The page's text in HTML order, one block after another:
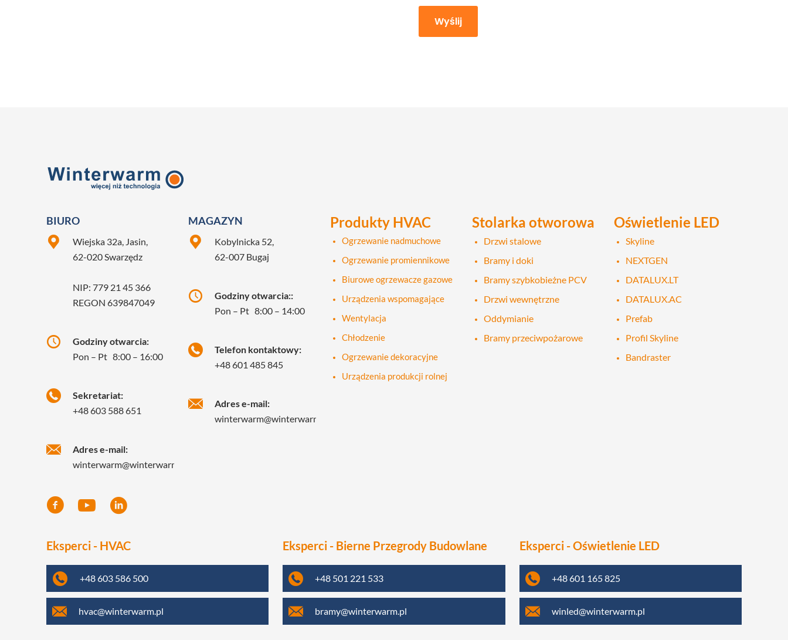
BIURO
Wiejska 32a, Jasin,
62-020 Swarzędz
NIP: 779 21 45 366
REGON 639847049
Godziny otwarcia:
Pon – Pt 8:00 – 16:00
Sekretariat:
+48 603 588 651
Adres e-mail:
winterwarm@winterwarm.pl
MAGAZYN
Kobylnicka 52,
62-007 Bugaj
Godziny otwarcia::
Pon – Pt 8:00 – 14:00
Telefon kontaktowy:
+48 601 485 845
Adres e-mail:
winterwarm@winterwarm.pl
Produkty HVAC
Ogrzewanie nadmuchowe
Ogrzewanie promiennikowe
Biurowe ogrzewacze gazowe
Urządzenia wspomagające
Wentylacja
Chłodzenie
Ogrzewanie dekoracyjne
Urządzenia produkcji rolnej
Stolarka otworowa
Drzwi stalowe
Bramy i doki
Bramy szybkobieżne PCV
Drzwi wewnętrzne
Oddymianie
Bramy przeciwpożarowe
Oświetlenie LED
Skyline
NEXTGEN
DATALUX.LT
DATALUX.AC
Prefab
Profil Skyline
Bandraster
Eksperci - HVAC
+48 603 586 500
hvac@winterwarm.pl
Eksperci - Bierne Przegrody Budowlane
+48 501 221 533
bramy@winterwarm.pl
Eksperci - Oświetlenie LED
+48 601 165 825
winled@winterwarm.pl